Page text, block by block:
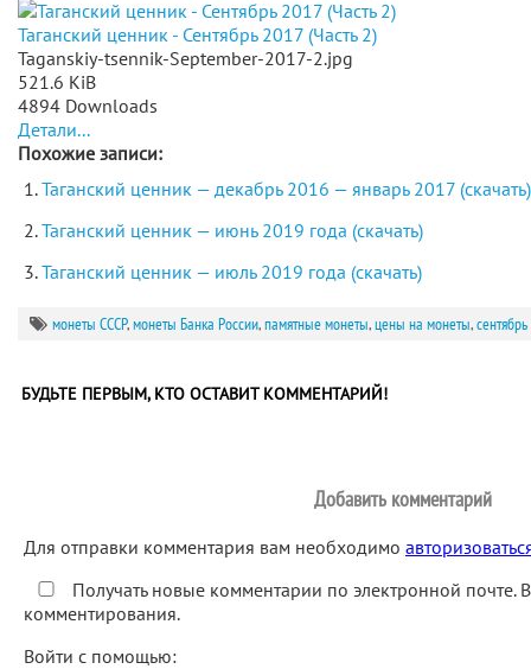
Таганский ценник - Сентябрь 2017 (Часть 2)
Taganskiy-tsennik-September-2017-2.jpg
521.6 KiB
4894 Downloads
Детали...
Похожие записи:
Таганский ценник — декабрь 2016 — январь 2017 (скачать)
Таганский ценник — июнь 2019 года (скачать)
Таганский ценник — июль 2019 года (скачать)
монеты СССР,монеты Банка России,памятные монеты,цены на монеты,
БУДЬТЕ ПЕРВЫМ, КТО ОСТАВИТ КОММЕНТАРИЙ!
Добавить комментарий
Для отправки комментария вам необходимо
Получать новые комментарии по электронной почте.
комментирования.
Войти с помощью: